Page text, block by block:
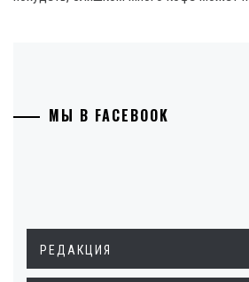
МЫ В FACEBOOK
РЕДАКЦИЯ